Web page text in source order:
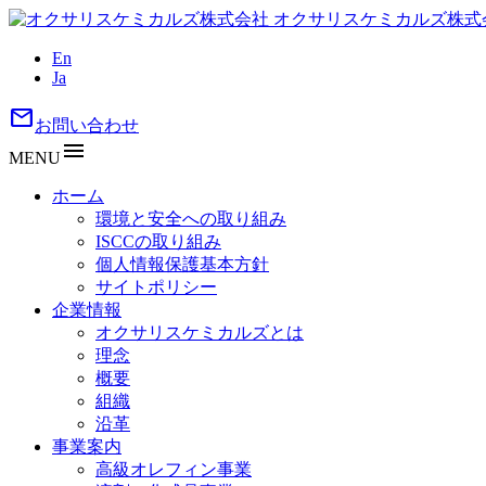
オクサリスケミカルズ株式
En
Ja
mailお問い合わせ
MENUmenu
ホーム
環境と安全への取り組み
ISCCの取り組み
個人情報保護基本方針
サイトポリシー
企業情報
オクサリスケミカルズとは
理念
概要
組織
沿革
事業案内
高級オレフィン事業